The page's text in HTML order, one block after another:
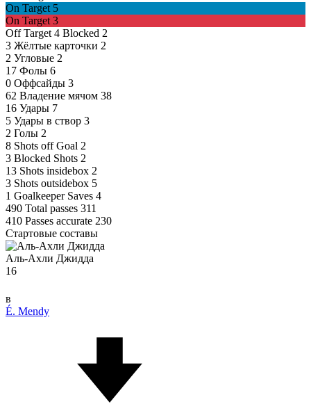
On Target 5
On Target 3
Off Target 4 Blocked 2
3 Жёлтые карточки 2
2 Угловые 2
17 Фолы 6
0 Оффсайды 3
62 Владение мячом 38
16 Удары 7
5 Удары в створ 3
2 Голы 2
8 Shots off Goal 2
3 Blocked Shots 2
13 Shots insidebox 2
3 Shots outsidebox 5
1 Goalkeeper Saves 4
490 Total passes 311
410 Passes accurate 230
Стартовые составы
Аль-Ахли Джидда
16
в
É. Mendy